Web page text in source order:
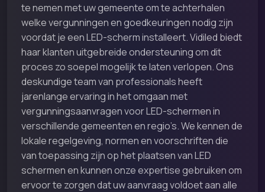
te nemen met uw gemeente om te achterhalen
welke vergunningen en goedkeuringen nodig zijn
voordat je een LED-scherm installeert. Vidiled biedt
haar klanten uitgebreide ondersteuning om dit
proces zo soepel mogelijk te laten verlopen. Ons
deskundige team van professionals heeft
jarenlange ervaring in het omgaan met
vergunningsaanvragen voor LED-schermen in
verschillende gemeenten en regio’s. We kennen de
lokale regelgeving, normen en voorschriften die
van toepassing zijn op het plaatsen van LED
schermen en kunnen onze expertise gebruiken om
ervoor te zorgen dat uw aanvraag voldoet aan alle